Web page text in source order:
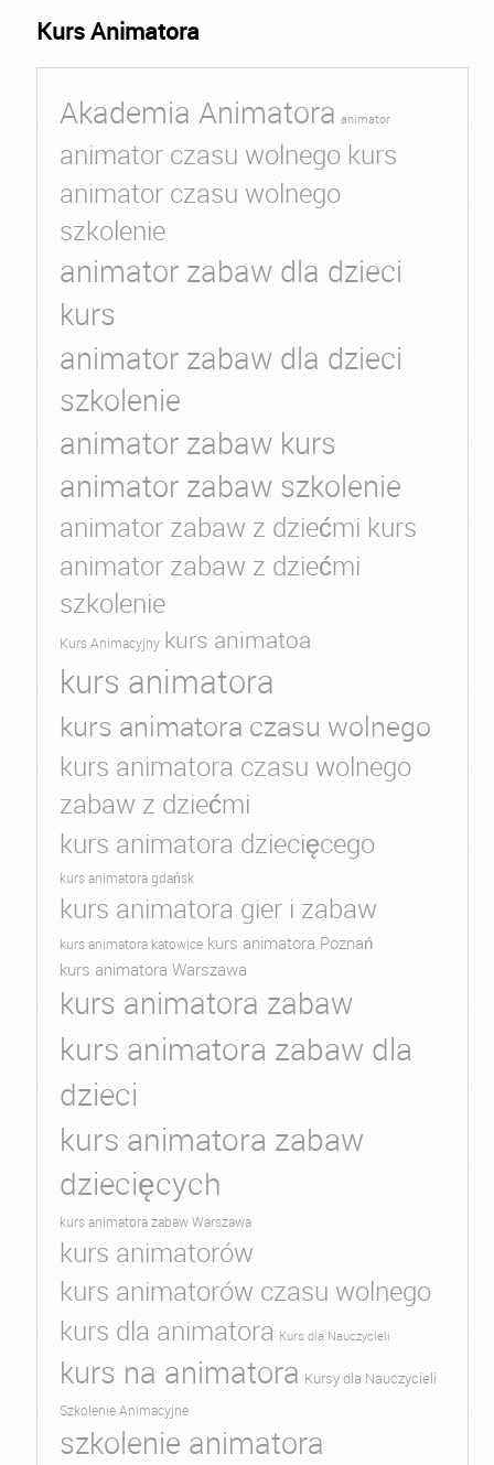
Kurs Animatora
Akademia Animatora animator
animator czasu wolnego kurs
animator czasu wolnego
szkolenie
animator zabaw dla dzieci
kurs
animator zabaw dla dzieci
szkolenie
animator zabaw kurs
animator zabaw szkolenie
animator zabaw z dziećmi kurs
animator zabaw z dziećmi
szkolenie
Kurs Animacyjny kurs animatoa
kurs animatora
kurs animatora czasu wolnego
kurs animatora czasu wolnego
zabaw z dziećmi
kurs animatora dziecięcego
kurs animatora gdańsk
kurs animatora gier i zabaw
kurs animatora katowice kurs animatora Poznań
kurs animatora Warszawa
kurs animatora zabaw
kurs animatora zabaw dla
dzieci
kurs animatora zabaw
dziecięcych
kurs animatora zabaw Warszawa
kurs animatorów
kurs animatorów czasu wolnego
kurs dla animatora Kurs dla Nauczycieli
kurs na animatora Kursy dla Nauczycieli
Szkolenie Animacyjne
szkolenie animatora